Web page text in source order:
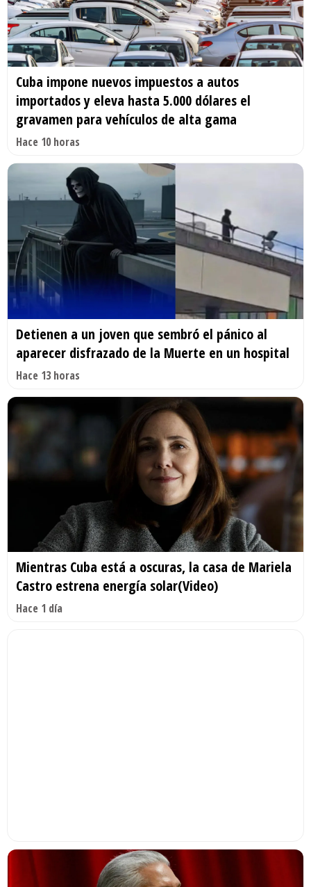
Cuba impone nuevos impuestos a autos
importados y eleva hasta 5.000 dólares el
gravamen para vehículos de alta gama
Hace 10 horas
Detienen a un joven que sembró el pánico al
aparecer disfrazado de la Muerte en un hospital
Hace 13 horas
Mientras Cuba está a oscuras, la casa de Mariela
Castro estrena energía solar(Video)
Hace 1 día